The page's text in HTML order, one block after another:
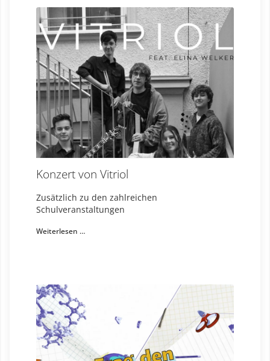
Konzert von Vitriol
Zusätzlich zu den zahlreichen
Schulveranstaltungen
Weiterlesen …